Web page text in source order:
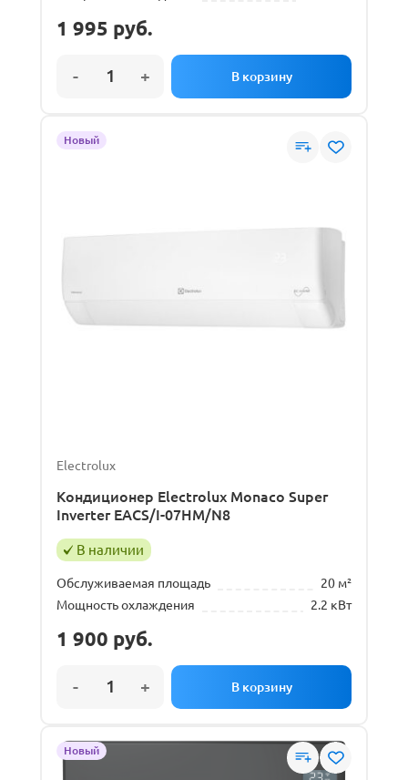
1 995 руб.
Новый
Electrolux
Кондиционер Electrolux Monaco Super
Inverter EACS/I-07HM/N8
В наличии
Обслуживаемая площадь
20 м²
Мощность охлаждения
2.2 кВт
1 900 руб.
Новый